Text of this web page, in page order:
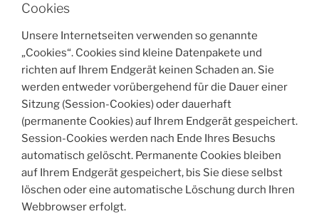
Cookies
Unsere Internetseiten verwenden so genannte
„Cookies“. Cookies sind kleine Datenpakete und
richten auf Ihrem Endgerät keinen Schaden an. Sie
werden entweder vorübergehend für die Dauer einer
Sitzung (Session-Cookies) oder dauerhaft
(permanente Cookies) auf Ihrem Endgerät gespeichert.
Session-Cookies werden nach Ende Ihres Besuchs
automatisch gelöscht. Permanente Cookies bleiben
auf Ihrem Endgerät gespeichert, bis Sie diese selbst
löschen oder eine automatische Löschung durch Ihren
Webbrowser erfolgt.